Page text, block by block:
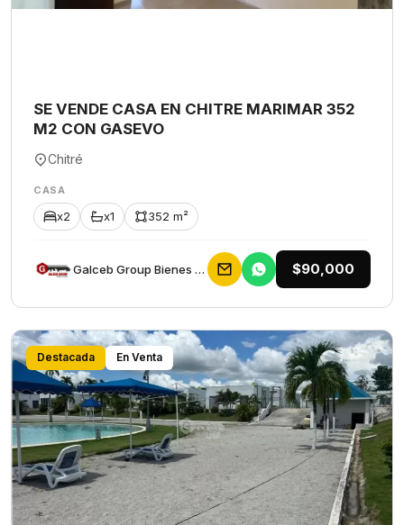
SE VENDE CASA EN CHITRE MARIMAR 352
M2 CON GASEVO
Chitré
CASA
x2 x1 352 m²
Galceb Group Bienes Raices $90,000
Destacada En Venta